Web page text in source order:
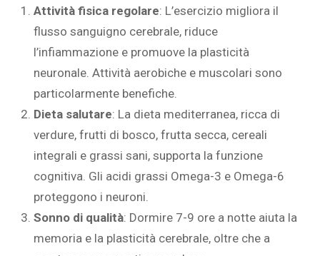
Attività fisica regolare: L’esercizio migliora il
flusso sanguigno cerebrale, riduce
l’infiammazione e promuove la plasticità
neuronale. Attività aerobiche e muscolari sono
particolarmente benefiche.
Dieta salutare: La dieta mediterranea, ricca di
verdure, frutti di bosco, frutta secca, cereali
integrali e grassi sani, supporta la funzione
cognitiva. Gli acidi grassi Omega-3 e Omega-6
proteggono i neuroni.
Sonno di qualità: Dormire 7-9 ore a notte aiuta la
memoria e la plasticità cerebrale, oltre che a